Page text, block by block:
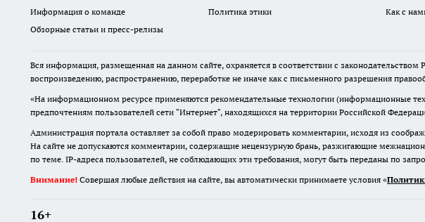
Информация о команде
Политика этики
Как с
Обзорные статьи и пресс-релизы
Вся информация, размещенная на данном сайте, охраняется в соответствии с
воспроизведению, распространению, переработке не иначе как с письменного разрешения
«На информационном ресурсе применяются рекомендательные технологии (информационные
предпочтениям пользователей сети "Интернет", находящихся на территории Российской
Администрация портала оставляет за собой право модерировать комментарии, исходя из
На сайте не допускаются комментарии, содержащие нецензурную брань, разжигающие
по теме. IP-адреса пользователей, не соблюдающих эти требования, могут быть переданы по
Внимание! Совершая любые действия на сайте, вы автоматически принимаете условия «
16+